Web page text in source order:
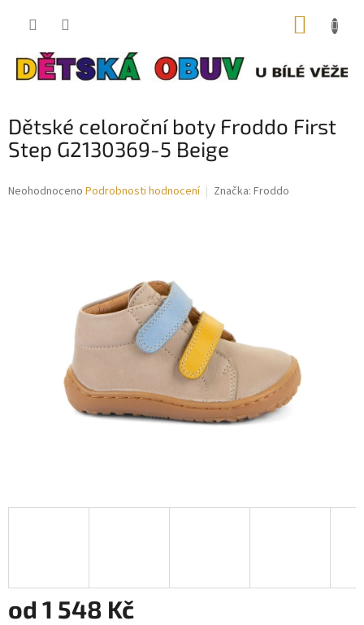
Dětské celoroční boty Froddo First
Step G2130369-5 Beige
Průměrné
Neohodnoceno Podrobnosti hodnocení Značka: Froddo
od 1 548 Kč